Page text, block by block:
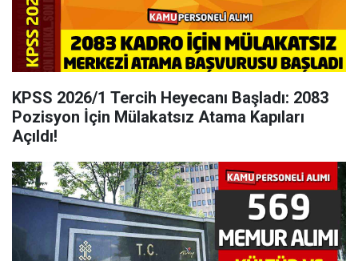
KPSS 2026/1 Tercih Heyecanı Başladı: 2083
Pozisyon İçin Mülakatsız Atama Kapıları
Açıldı!